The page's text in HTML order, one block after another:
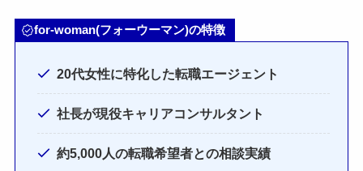
for-woman(フォーウーマン)の特徴
20代女性に特化した転職エージェント
社長が現役キャリアコンサルタント
約5,000人の転職希望者との相談実績